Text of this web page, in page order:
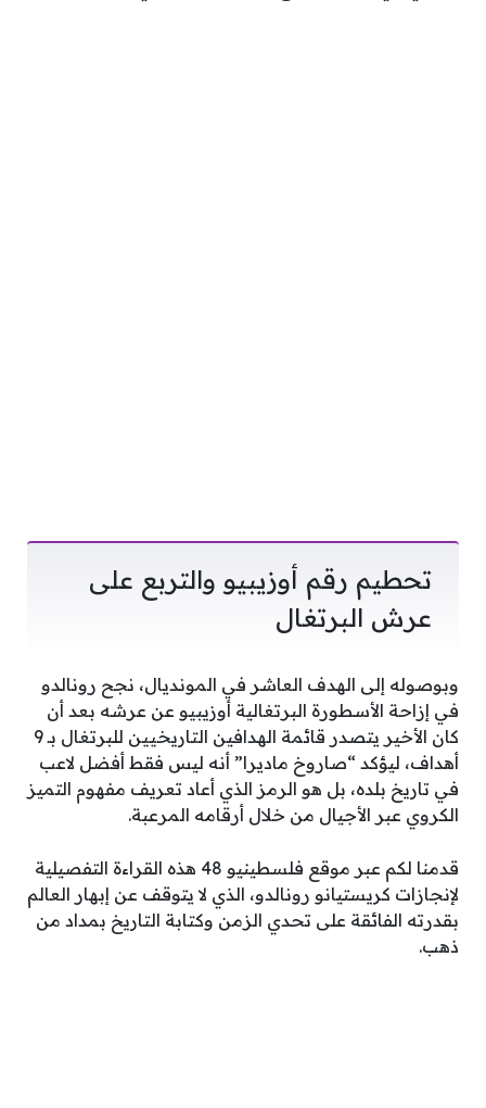
تحطيم رقم أوزيبيو والتربع على
عرش البرتغال
وبوصوله إلى الهدف العاشر في المونديال، نجح رونالدو
في إزاحة الأسطورة البرتغالية أوزيبيو عن عرشه بعد أن
كان الأخير يتصدر قائمة الهدافين التاريخيين للبرتغال بـ 9
أهداف، ليؤكد “صاروخ ماديرا” أنه ليس فقط أفضل لاعب
في تاريخ بلده، بل هو الرمز الذي أعاد تعريف مفهوم التميز
الكروي عبر الأجيال من خلال أرقامه المرعبة.
قدمنا لكم عبر موقع فلسطينيو 48 هذه القراءة التفصيلية
لإنجازات كريستيانو رونالدو، الذي لا يتوقف عن إبهار العالم
بقدرته الفائقة على تحدي الزمن وكتابة التاريخ بمداد من
ذهب.